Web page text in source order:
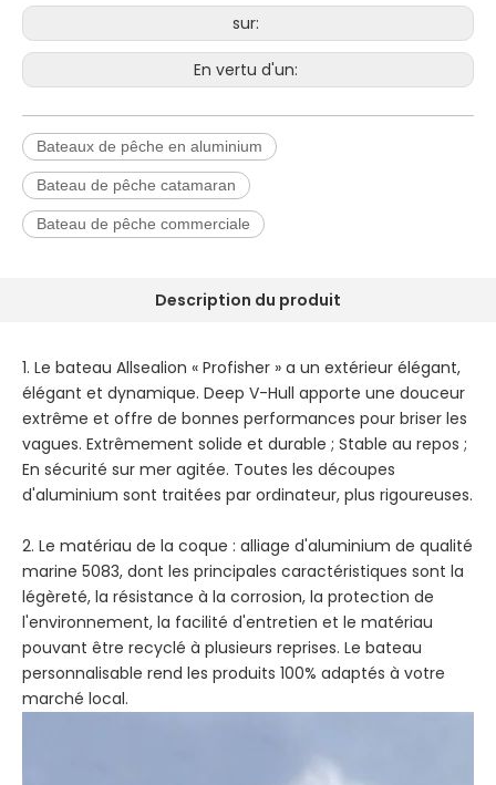
sur:
En vertu d'un:
Bateaux de pêche en aluminium
Bateau de pêche catamaran
Bateau de pêche commerciale
Description du produit
1. Le bateau Allsealion « Profisher » a un extérieur élégant,
élégant et dynamique. Deep V-Hull apporte une douceur
extrême et offre de bonnes performances pour briser les
vagues. Extrêmement solide et durable ; Stable au repos ;
En sécurité sur mer agitée. Toutes les découpes
d'aluminium sont traitées par ordinateur, plus rigoureuses.
2. Le matériau de la coque : alliage d'aluminium de qualité
marine 5083, dont les principales caractéristiques sont la
légèreté, la résistance à la corrosion, la protection de
l'environnement, la facilité d'entretien et le matériau
pouvant être recyclé à plusieurs reprises. Le bateau
personnalisable rend les produits 100% adaptés à votre
marché local.